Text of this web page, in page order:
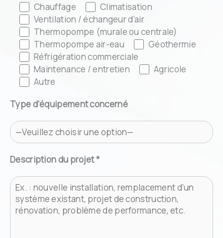
Chauffage
Climatisation
Ventilation / échangeur d’air
Thermopompe (murale ou centrale)
Thermopompe air-eau
Géothermie
Réfrigération commerciale
Maintenance / entretien
Agricole
Autre
Type d’équipement concerné
Description du projet *